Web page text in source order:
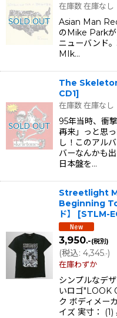
在庫数 在庫なし
Asian Man
のMike Park
ニューバンド
MIk…
The
CD1]
在庫数 在庫なし
95年当時、衝
再来」っと思
し！このアル
バーなんかも
日本盤を…
Streetlight
Beginning
ド】
[STLM-
3,950.-(税別)
(税込: 4,345.-)
在庫わずか
シンプルなデ
いロゴ"LOOK
ク ボディメー
イズ 実寸：